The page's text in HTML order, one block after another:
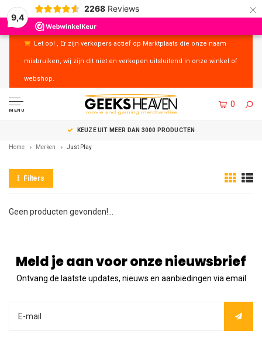
9,4
2268 Reviews ×
Let op! , Er zijn verkopers actief op Marktplaats die onze naam
misbruiken, wij zijn dit niet en verkopen uitsluitend in onze winkel of
webshop.
MENU
0
KEUZE UIT MEER DAN 3000 PRODUCTEN
Home Merken Just Play
Filters
Geen producten gevonden!...
Meld je aan voor onze nieuwsbrief
Ontvang de laatste updates, nieuws en aanbiedingen via email